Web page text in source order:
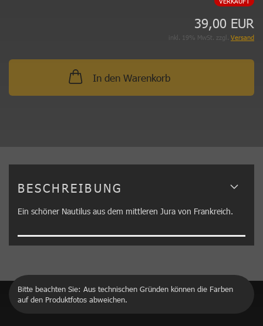
39,00 EUR
inkl. 19% MwSt. zzgl. Versand
In den Warenkorb
BESCHREIBUNG
Ein schöner Nautilus aus dem mittleren Jura von Frankreich.
Bitte beachten Sie: Aus technischen Gründen können die Farben
auf den Produktfotos abweichen.